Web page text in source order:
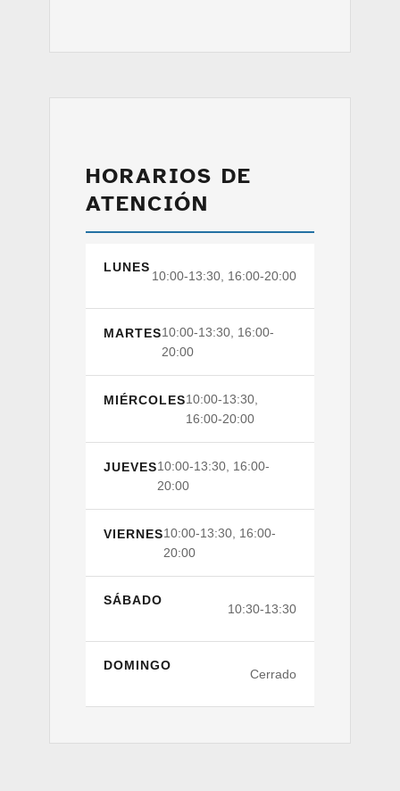
HORARIOS DE
ATENCIÓN
LUNES
10:00-13:30, 16:00-20:00
MARTES10:00-13:30, 16:00-
20:00
MIÉRCOLES10:00-13:30,
16:00-20:00
JUEVES10:00-13:30, 16:00-
20:00
VIERNES10:00-13:30, 16:00-
20:00
SÁBADO
10:30-13:30
DOMINGO
Cerrado